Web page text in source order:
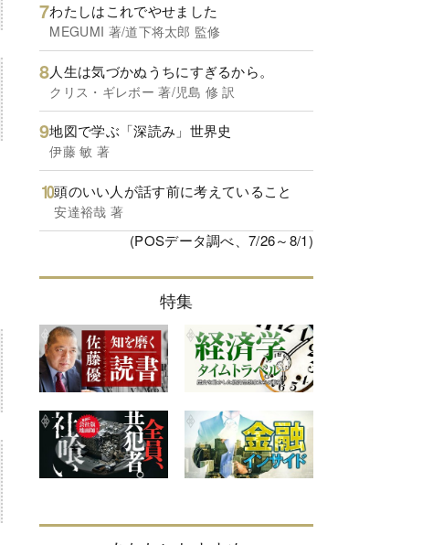
わたしはこれでやせました
MEGUMI 著/道下将太郎 監修
人生は気づかぬうちにすぎるから。
クリス・ギレボー 著/児島 修 訳
地図で学ぶ「深読み」世界史
伊藤 敏 著
頭のいい人が話す前に考えていること
安達裕哉 著
(POSデータ調べ、7/26～8/1)
特集